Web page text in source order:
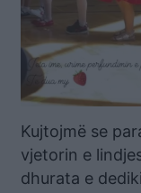
Kujtojmë se
vjetorin e
dhurata e